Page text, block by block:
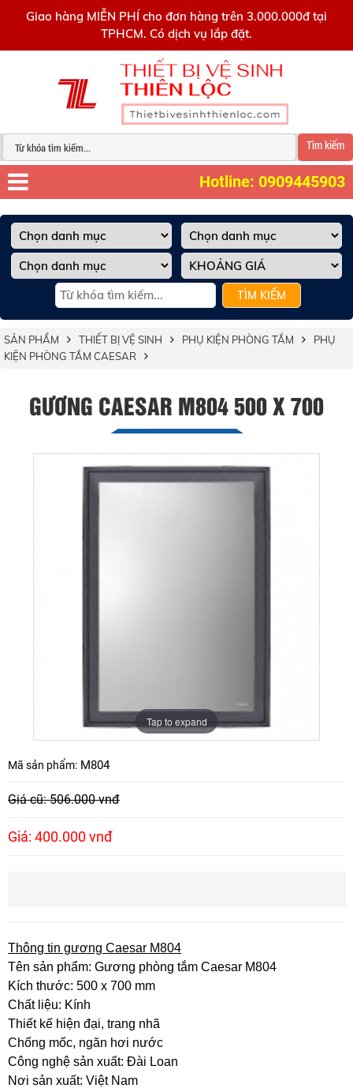
Giao hàng MIỄN PHÍ cho đơn hàng trên 3.000.000đ tại
TPHCM. Có dịch vụ lắp đặt.
Tìm kiếm
Hotline: 0909445903
TÌM KIẾM
SẢN PHẨM THIẾT BỊ VỆ SINH PHỤ KIỆN PHÒNG TẮM
PHỤ
KIỆN PHÒNG TẮM CAESAR
GƯƠNG CAESAR M804 500 X 700
Tap to expand
Mã sản phẩm: M804
Giá cũ: 506.000 vnđ
Giá: 400.000 vnđ
Thông tin gương Caesar M804
Tên sản phẩm: Gương phòng tắm Caesar M804
Kích thước: 500 x 700 mm
Chất liệu: Kính
Thiết kế hiện đại, trang nhã
Chống mốc, ngăn hơi nước
Công nghệ sản xuất: Đài Loan
Nơi sản xuất: Việt Nam
0909445903